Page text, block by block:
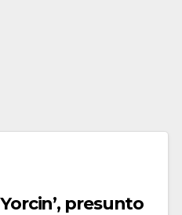
presunto